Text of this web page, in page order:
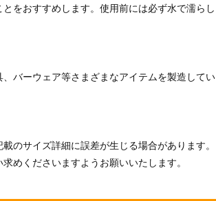
をおすすめします。使用前には必ず水で濡らし
バーウェア等さまざまなアイテムを製造してい
のサイズ詳細に誤差が生じる場合があります。
めくださいますようお願いいたします。